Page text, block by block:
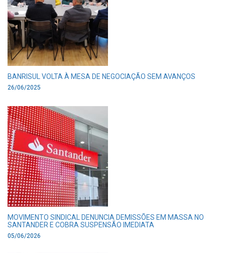
BANRISUL VOLTA À MESA DE NEGOCIAÇÃO SEM AVANÇOS
26/06/2025
MOVIMENTO SINDICAL DENUNCIA DEMISSÕES EM MASSA NO
SANTANDER E COBRA SUSPENSÃO IMEDIATA
05/06/2026